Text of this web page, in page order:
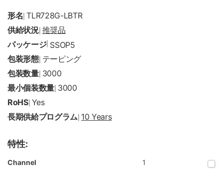
形名 TLR728G-LBTR
供給状況| 推奨品
パッケージ| SSOP5
包装形態| テーピング
包装数量| 3000
最小個装数量 3000
RoHS| Yes
長期供給プログラム 10 Years
特性:
Channel 1